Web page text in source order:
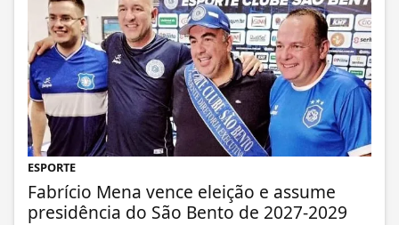
ESPORTE
Fabrício Mena vence eleição e assume
presidência do São Bento de 2027-2029